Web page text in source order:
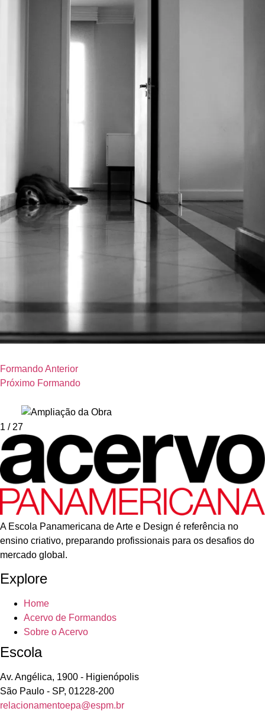
Formando Anterior
Próximo Formando
1 / 27
A Escola Panamericana de Arte e Design é referência no
ensino criativo, preparando profissionais para os desafios do
mercado global.
Explore
Home
Acervo de Formandos
Sobre o Acervo
Escola
Av. Angélica, 1900 - Higienópolis
São Paulo - SP, 01228-200
relacionamentoepa@espm.br